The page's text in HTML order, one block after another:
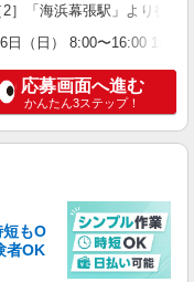
］「海浜幕張駅」より徒歩7
日（日） 8:00〜16:00
応募画面へ進む
かんたん3ステップ！
短もO
者OK